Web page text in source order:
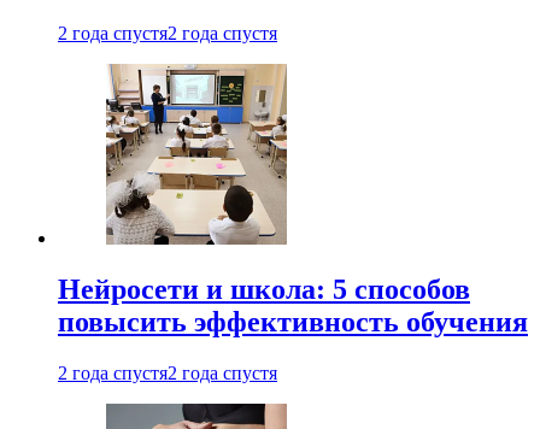
2 года спустя2 года спустя
Нейросети и школа: 5 способов
повысить эффективность обучения
2 года спустя2 года спустя